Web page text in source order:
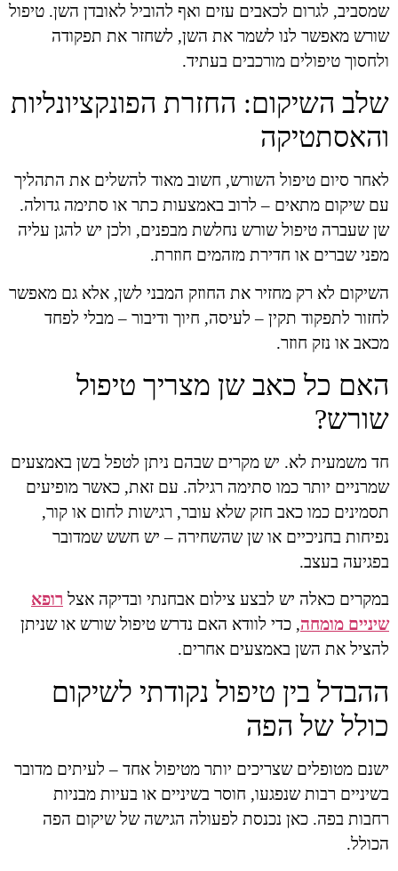
שמסביב, לגרום לכאבים עזים ואף להוביל לאובדן השן. טיפול
שורש מאפשר לנו לשמר את השן, לשחזר את תפקודה
ולחסוך טיפולים מורכבים בעתיד.
שלב השיקום: החזרת הפונקציונליות
והאסתטיקה
לאחר סיום טיפול השורש, חשוב מאוד להשלים את התהליך
עם שיקום מתאים – לרוב באמצעות כתר או סתימה גדולה.
שן שעברה טיפול שורש נחלשת מבפנים, ולכן יש להגן עליה
מפני שברים או חדירת מזהמים חוזרת.
השיקום לא רק מחזיר את החוזק המבני לשן, אלא גם מאפשר
לחזור לתפקוד תקין – לעיסה, חיוך ודיבור – מבלי לפחד
מכאב או נזק חוזר.
האם כל כאב שן מצריך טיפול
שורש?
חד משמעית לא. יש מקרים שבהם ניתן לטפל בשן באמצעים
שמרניים יותר כמו סתימה רגילה. עם זאת, כאשר מופיעים
תסמינים כמו כאב חזק שלא עובר, רגישות לחום או קור,
נפיחות בחניכיים או שן שהשחירה – יש חשש שמדובר
בפגיעה בעצב.
במקרים כאלה יש לבצע צילום אבחנתי ובדיקה אצל רופא
שיניים מומחה, כדי לוודא האם נדרש טיפול שורש או שניתן
להציל את השן באמצעים אחרים.
ההבדל בין טיפול נקודתי לשיקום
כולל של הפה
ישנם מטופלים שצריכים יותר מטיפול אחד – לעיתים מדובר
בשיניים רבות שנפגעו, חוסר בשיניים או בעיות מבניות
רחבות בפה. כאן נכנסת לפעולה הגישה של שיקום הפה
הכולל.